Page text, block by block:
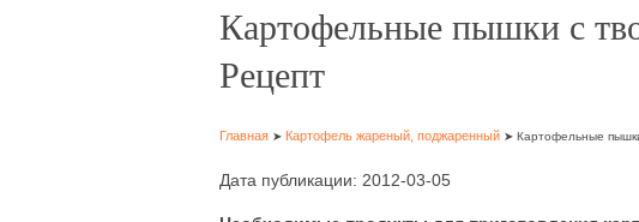
Картофельные пышки с
Рецепт
Главная ➤ Картофель жареный, поджаренный ➤ Картофельные
Дата публикации: 2012-03-05